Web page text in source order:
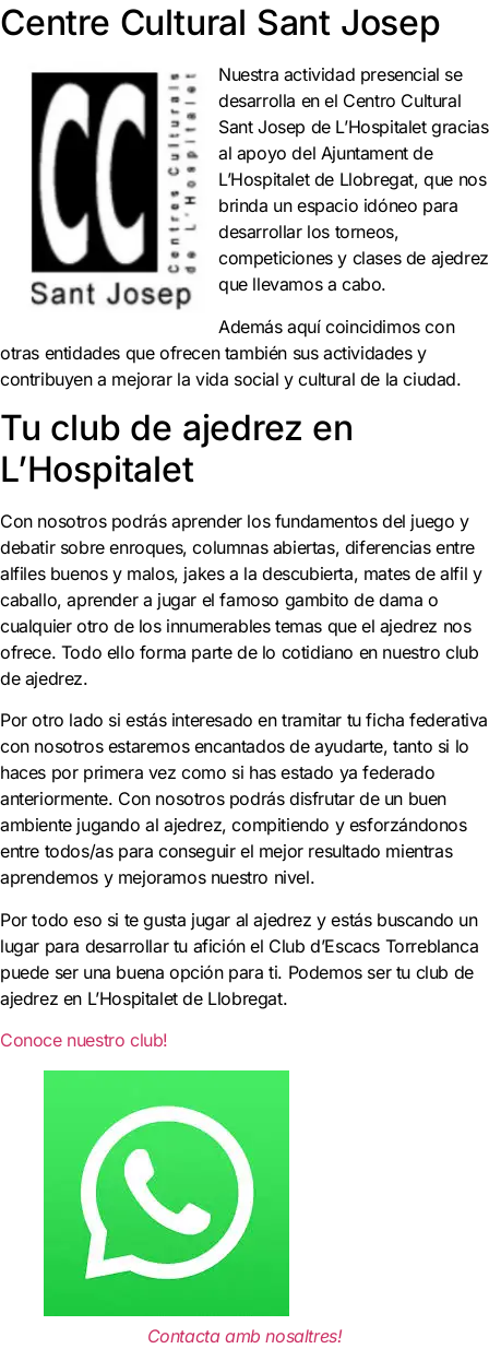
Centre Cultural Sant Josep
Nuestra actividad presencial se
desarrolla en el Centro Cultural
Sant Josep de L’Hospitalet gracias
al apoyo del Ajuntament de
L’Hospitalet de Llobregat, que nos
brinda un espacio idóneo para
desarrollar los torneos,
competiciones y clases de ajedrez
que llevamos a cabo.
Además aquí coincidimos con
otras entidades que ofrecen también sus actividades y
contribuyen a mejorar la vida social y cultural de la ciudad.
Tu club de ajedrez en
L’Hospitalet
Con nosotros podrás aprender los fundamentos del juego y
debatir sobre enroques, columnas abiertas, diferencias entre
alfiles buenos y malos, jakes a la descubierta, mates de alfil y
caballo, aprender a jugar el famoso gambito de dama o
cualquier otro de los innumerables temas que el ajedrez nos
ofrece. Todo ello forma parte de lo cotidiano en nuestro club
de ajedrez.
Por otro lado si estás interesado en tramitar tu ficha federativa
con nosotros estaremos encantados de ayudarte, tanto si lo
haces por primera vez como si has estado ya federado
anteriormente. Con nosotros podrás disfrutar de un buen
ambiente jugando al ajedrez, compitiendo y esforzándonos
entre todos/as para conseguir el mejor resultado mientras
aprendemos y mejoramos nuestro nivel.
Por todo eso si te gusta jugar al ajedrez y estás buscando un
lugar para desarrollar tu afición el Club d’Escacs Torreblanca
puede ser una buena opción para ti. Podemos ser tu club de
ajedrez en L’Hospitalet de Llobregat.
Conoce nuestro club!
Contacta amb nosaltres!